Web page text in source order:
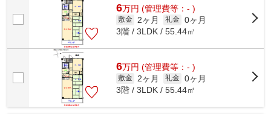
6万円 (管理費等：- )
敷金 2ヶ月 礼金 0ヶ月
3階 / 3LDK / 55.44㎡
6万円 (管理費等：- )
敷金 2ヶ月 礼金 0ヶ月
3階 / 3LDK / 55.44㎡